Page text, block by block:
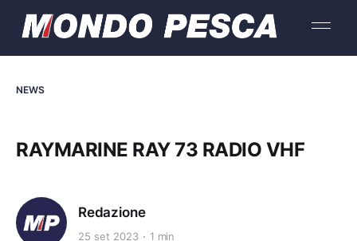
NEWS
RAYMARINE RAY 73 RADIO VHF
Redazione
25 set 2023 1 min